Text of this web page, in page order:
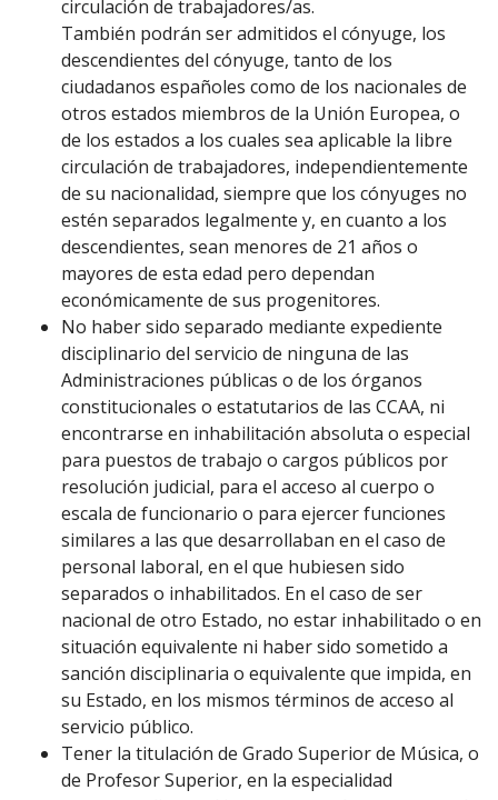
circulación de trabajadores/as.
También podrán ser admitidos el cónyuge, los
descendientes del cónyuge, tanto de los
ciudadanos españoles como de los nacionales de
otros estados miembros de la Unión Europea, o
de los estados a los cuales sea aplicable la libre
circulación de trabajadores, independientemente
de su nacionalidad, siempre que los cónyuges no
estén separados legalmente y, en cuanto a los
descendientes, sean menores de 21 años o
mayores de esta edad pero dependan
económicamente de sus progenitores.
No haber sido separado mediante expediente
disciplinario del servicio de ninguna de las
Administraciones públicas o de los órganos
constitucionales o estatutarios de las CCAA, ni
encontrarse en inhabilitación absoluta o especial
para puestos de trabajo o cargos públicos por
resolución judicial, para el acceso al cuerpo o
escala de funcionario o para ejercer funciones
similares a las que desarrollaban en el caso de
personal laboral, en el que hubiesen sido
separados o inhabilitados. En el caso de ser
nacional de otro Estado, no estar inhabilitado o en
situación equivalente ni haber sido sometido a
sanción disciplinaria o equivalente que impida, en
su Estado, en los mismos términos de acceso al
servicio público.
Tener la titulación de Grado Superior de Música, o
de Profesor Superior, en la especialidad